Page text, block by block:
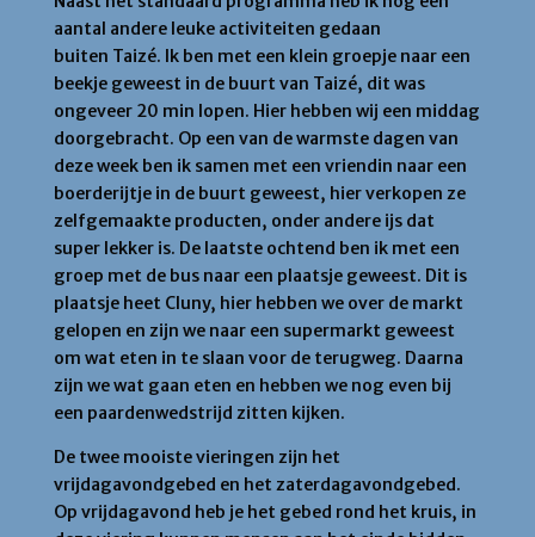
aantal andere leuke activiteiten gedaan
buiten Taizé. Ik ben met een klein groepje naar een
beekje geweest in de buurt van Taizé, dit was
ongeveer 20 min lopen. Hier hebben wij een middag
doorgebracht. Op een van de warmste dagen van
deze week ben ik samen met een vriendin naar een
boerderijtje in de buurt geweest, hier verkopen ze
zelfgemaakte producten, onder andere ijs dat
super lekker is. De laatste ochtend ben ik met een
groep met de bus naar een plaatsje geweest. Dit is
plaatsje heet Cluny, hier hebben we over de markt
gelopen en zijn we naar een supermarkt geweest
om wat eten in te slaan voor de terugweg. Daarna
zijn we wat gaan eten en hebben we nog even bij
een paardenwedstrijd zitten kijken.
De twee mooiste vieringen zijn het
vrijdagavondgebed en het zaterdagavondgebed.
Op vrijdagavond heb je het gebed rond het kruis, in